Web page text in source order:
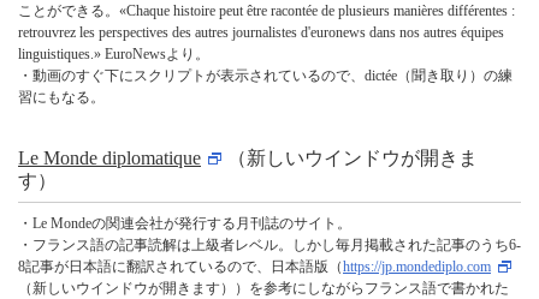
ことができる。«Chaque histoire peut être racontée de plusieurs manières différentes :
retrouvrez les perspectives des autres journalistes d'euronews dans nos autres équipes
linguistiques.» EuroNewsより。
・動画のすぐ下にスクリプトが表示されているので、dictée（聞き取り）の練
習にもなる。
Le Monde diplomatique
（新しいウインドウが開きま
す）
・Le Mondeの関連会社が発行する月刊誌のサイト。
・フランス語の記事読解は上級者レベル。しかし毎月掲載された記事のうち6-
8記事が日本語に翻訳されているので、日本語版（https://jp.mondediplo.com
（新しいウインドウが開きます））を参考にしながらフランス語で書かれた